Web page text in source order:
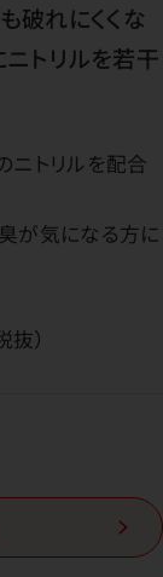
破れにくくな
トリルを若干
ニトリルを配合
が気になる方に
）